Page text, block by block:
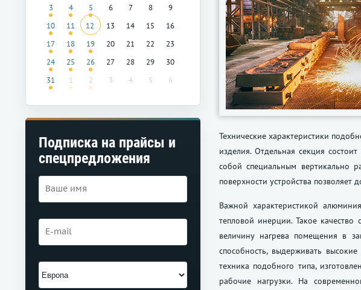
3
4 5 6 7 8
9
10
11 12 13 14 15
16
17
18 19 20 21 22
23
24
25 26 27 28 29
30
31
1 2 3 4 5 6
Подписка на прайсы и
спецпредложения
Технические характеристики
изделия. Отдельная секция
собой специальным вертикально
поверхности устройства позволяет
Важной характеристикой
тепловой инерции. Такое качество
величину нагрева помещения в
способность, выдерживать
техника подобного типа,
рабочие нагрузки. На